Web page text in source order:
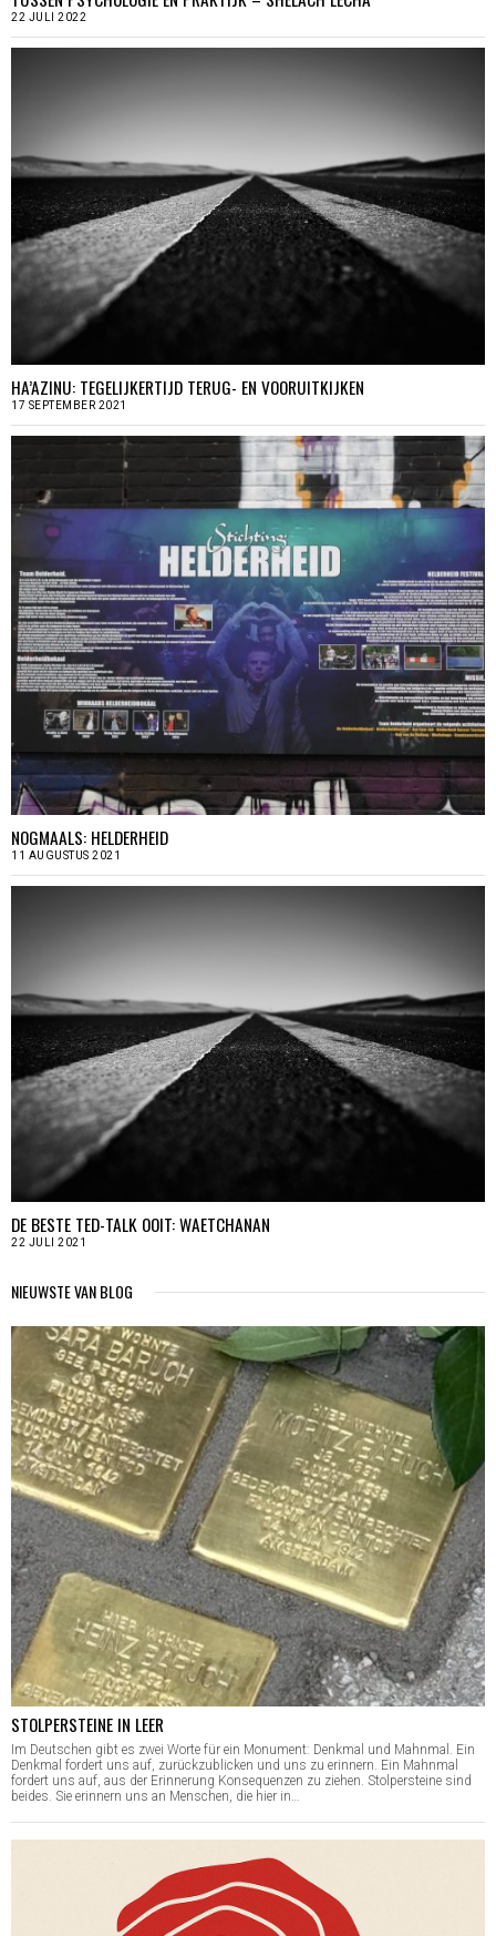
22 JULI 2022
HA’AZINU: TEGELIJKERTIJD TERUG- EN VOORUITKIJKEN
17 SEPTEMBER 2021
NOGMAALS: HELDERHEID
11 AUGUSTUS 2021
DE BESTE TED-TALK OOIT: WAETCHANAN
22 JULI 2021
NIEUWSTE VAN BLOG
STOLPERSTEINE IN LEER
Im Deutschen gibt es zwei Worte für ein Monument: Denkmal und Mahnmal. Ein
Denkmal fordert uns auf, zurückzublicken und uns zu erinnern. Ein Mahnmal
fordert uns auf, aus der Erinnerung Konsequenzen zu ziehen. Stolpersteine sind
beides. Sie erinnern uns an Menschen, die hier in…